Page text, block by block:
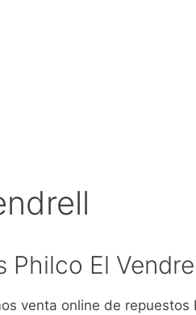
Philco El
venta online de repuestos